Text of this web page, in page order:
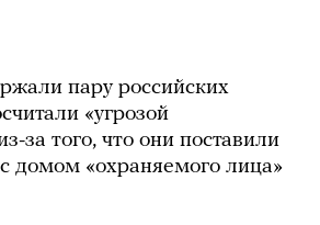
пару российских
«угрозой
за того, что они поставили
домом «охраняемого лица»